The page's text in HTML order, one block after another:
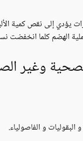
يؤدي إلى نقص كمية
وغير
و الفاصولياء.